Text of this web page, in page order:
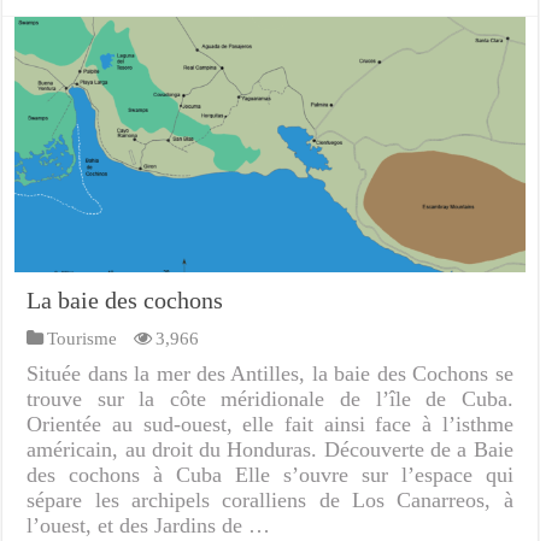
La baie des cochons
Tourisme 3,966
Située dans la mer des Antilles, la baie des Cochons se
trouve sur la côte méridionale de l’île de Cuba.
Orientée au sud-ouest, elle fait ainsi face à l’isthme
américain, au droit du Honduras. Découverte de a Baie
des cochons à Cuba Elle s’ouvre sur l’espace qui
sépare les archipels coralliens de Los Canarreos, à
l’ouest, et des Jardins de …